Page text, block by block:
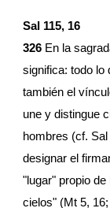
Sal 115, 16
326 En la
significa: todo lo
también el
une y distingue
hombres (cf.
designar el
"lugar" propio
cielos" (Mt 5,